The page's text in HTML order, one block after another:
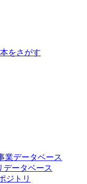
をさがす
業データベース
データベース
ジトリ